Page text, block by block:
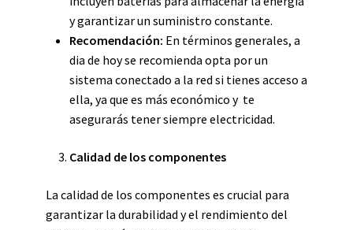
y garantizar un suministro constante.
Recomendación: En términos generales, a
dia de hoy se recomienda opta por un
sistema conectado a la red si tienes acceso a
ella, ya que es más económico y te
asegurarás tener siempre electricidad.
Calidad de los componentes
La calidad de los componentes es crucial para
garantizar la durabilidad y el rendimiento del